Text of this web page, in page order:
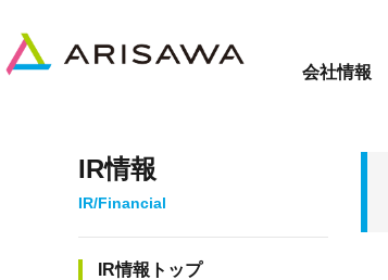
会社情報
IR情報
IR情報トップ